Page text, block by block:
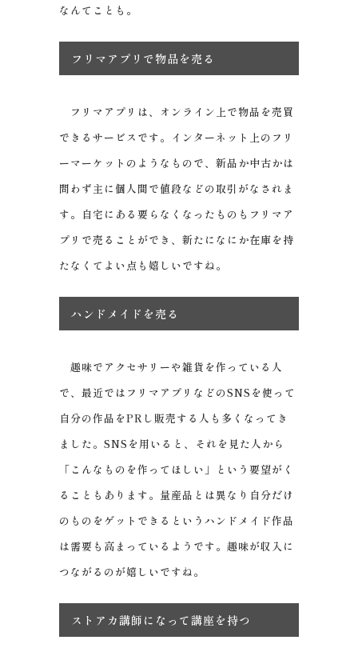
なんてことも。
フリマアプリで物品を売る
フリマアプリは、オンライン上で物品を売買
できるサービスです。インターネット上のフリ
ーマーケットのようなもので、新品か中古かは
問わず主に個人間で値段などの取引がなされま
す。自宅にある要らなくなったものもフリマア
プリで売ることができ、新たになにか在庫を持
たなくてよい点も嬉しいですね。
ハンドメイドを売る
趣味でアクセサリーや雑貨を作っている人
で、最近ではフリマアプリなどのSNSを使って
自分の作品をPRし販売する人も多くなってき
ました。SNSを用いると、それを見た人から
「こんなものを作ってほしい」という要望がく
ることもあります。量産品とは異なり自分だけ
のものをゲットできるというハンドメイド作品
は需要も高まっているようです。趣味が収入に
つながるのが嬉しいですね。
ストアカ講師になって講座を持つ